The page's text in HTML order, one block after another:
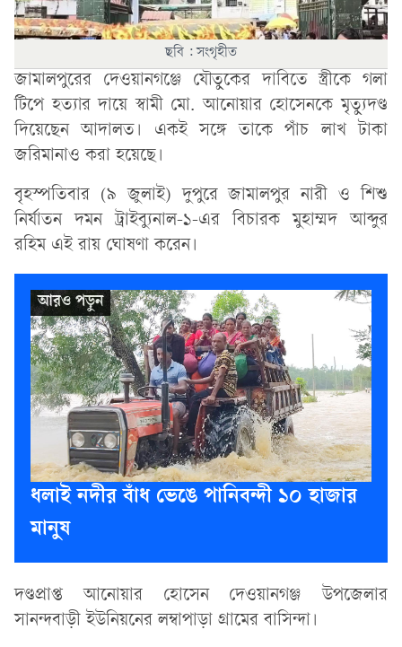
ছবি : সংগৃহীত
জামালপুরের দেওয়ানগঞ্জে যৌতুকের দাবিতে স্ত্রীকে গলা
টিপে হত্যার দায়ে স্বামী মো. আনোয়ার হোসেনকে মৃত্যুদণ্ড
দিয়েছেন আদালত। একই সঙ্গে তাকে পাঁচ লাখ টাকা
জরিমানাও করা হয়েছে।
বৃহস্পতিবার (৯ জুলাই) দুপুরে জামালপুর নারী ও শিশু
নির্যাতন দমন ট্রাইব্যুনাল-১-এর বিচারক মুহাম্মদ আব্দুর
রহিম এই রায় ঘোষণা করেন।
ধলাই নদীর বাঁধ ভেঙে পানিবন্দী ১০ হাজার
মানুষ
দণ্ডপ্রাপ্ত আনোয়ার হোসেন দেওয়ানগঞ্জ উপজেলার
সানন্দবাড়ী ইউনিয়নের লম্বাপাড়া গ্রামের বাসিন্দা।